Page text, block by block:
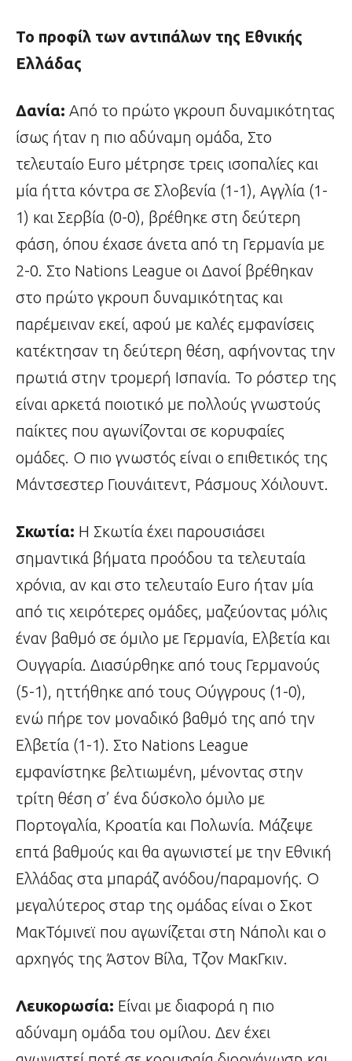
Το προφίλ των αντιπάλων της Εθνικής
Ελλάδας
Δανία: Από το πρώτο γκρουπ δυναμικότητας
ίσως ήταν η πιο αδύναμη ομάδα, Στο
τελευταίο Euro μέτρησε τρεις ισοπαλίες και
μία ήττα κόντρα σε Σλοβενία (1-1), Αγγλία (1-
1) και Σερβία (0-0), βρέθηκε στη δεύτερη
φάση, όπου έχασε άνετα από τη Γερμανία με
2-0. Στο Nations League οι Δανοί βρέθηκαν
στο πρώτο γκρουπ δυναμικότητας και
παρέμειναν εκεί, αφού με καλές εμφανίσεις
κατέκτησαν τη δεύτερη θέση, αφήνοντας την
πρωτιά στην τρομερή Ισπανία. Το ρόστερ της
είναι αρκετά ποιοτικό με πολλούς γνωστούς
παίκτες που αγωνίζονται σε κορυφαίες
ομάδες. Ο πιο γνωστός είναι ο επιθετικός της
Μάντσεστερ Γιουνάιτεντ, Ράσμους Χόιλουντ.
Σκωτία: Η Σκωτία έχει παρουσιάσει
σημαντικά βήματα προόδου τα τελευταία
χρόνια, αν και στο τελευταίο Euro ήταν μία
από τις χειρότερες ομάδες, μαζεύοντας μόλις
έναν βαθμό σε όμιλο με Γερμανία, Ελβετία και
Ουγγαρία. Διασύρθηκε από τους Γερμανούς
(5-1), ηττήθηκε από τους Ούγγρους (1-0),
ενώ πήρε τον μοναδικό βαθμό της από την
Ελβετία (1-1). Στο Nations League
εμφανίστηκε βελτιωμένη, μένοντας στην
τρίτη θέση σ’ ένα δύσκολο όμιλο με
Πορτογαλία, Κροατία και Πολωνία. Μάζεψε
επτά βαθμούς και θα αγωνιστεί με την Εθνική
Ελλάδας στα μπαράζ ανόδου/παραμονής. Ο
μεγαλύτερος σταρ της ομάδας είναι ο Σκοτ
ΜακΤόμινεϊ που αγωνίζεται στη Νάπολι και ο
αρχηγός της Άστον Βίλα, Τζον ΜακΓκιν.
Λευκορωσία: Είναι με διαφορά η πιο
αδύναμη ομάδα του ομίλου. Δεν έχει